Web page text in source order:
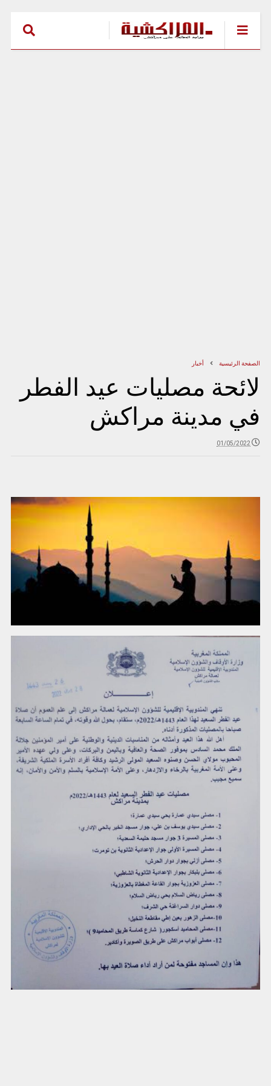
الصفحة الرئيسية أخبار
لائحة مصليات عيد الفطر
في مدينة مراكش
01/05/2022